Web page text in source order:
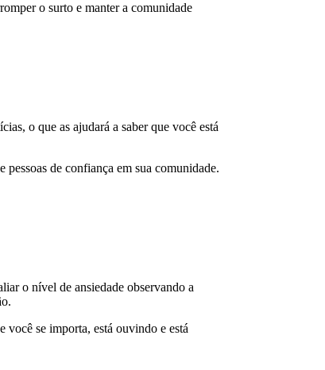
o surto e manter a comunidade
o que as ajudará a saber que você está
de confiança em sua comunidade.
o nível de ansiedade observando a
você se importa, está ouvindo e está